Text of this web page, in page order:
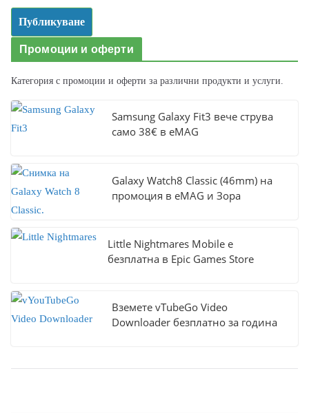
Промоции и оферти
Категория с промоции и оферти за различни продукти и услуги.
Samsung Galaxy Fit3 вече струва
само 38€ в eMAG
Galaxy Watch8 Classic (46mm) на
промоция в eMAG и Зора
Little Nightmares Mobile е
безплатна в Epic Games Store
Вземете vTubeGo Video
Downloader безплатно за година